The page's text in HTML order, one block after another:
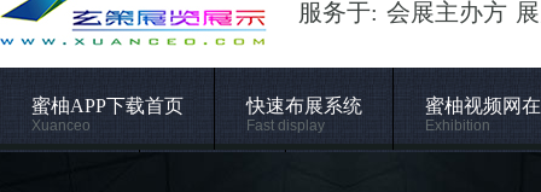
服务于: 会展主办方
蜜柚APP下载首页
Xuanceo
快速布展系统
Fast display
蜜柚视频网
Exhibition